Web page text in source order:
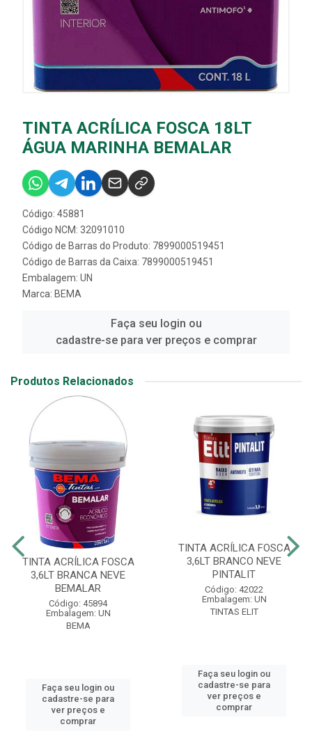
TINTA ACRÍLICA FOSCA 18LT
ÁGUA MARINHA BEMALAR
Código: 45881
Código NCM: 32091010
Código de Barras do Produto: 7899000519451
Código de Barras da Caixa: 7899000519451
Embalagem: UN
Marca: BEMA
Faça seu login ou
cadastre-se para ver preços e comprar
Produtos Relacionados
TINTA ACRÍLICA FOSCA
3,6LT BRANCA NEVE
BEMALAR
Código: 45894
Embalagem: UN
BEMA
Faça seu login ou
cadastre-se para
ver preços e
comprar
TINTA ACRÍLICA FOSCA
3,6LT BRANCO NEVE
PINTALIT
Código: 42022
Embalagem: UN
TINTAS ELIT
Faça seu login ou
cadastre-se para
ver preços e
comprar